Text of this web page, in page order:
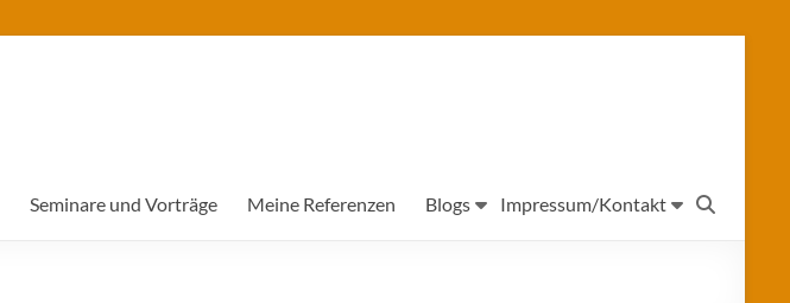
Seminare und Vorträge Meine Referenzen Blogs Impressum/Kontakt